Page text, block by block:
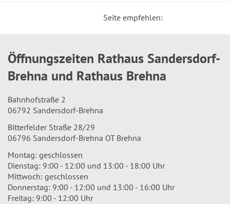
Seite empfehlen:
Öffnungszeiten Rathaus Sandersdorf-
Brehna und Rathaus Brehna
Bahnhofstraße 2
06792 Sandersdorf-Brehna
Bitterfelder Straße 28/29
06796 Sandersdorf-Brehna OT Brehna
Montag: geschlossen
Dienstag: 9:00 - 12:00 und 13:00 - 18:00 Uhr
Mittwoch: geschlossen
Donnerstag: 9:00 - 12:00 und 13:00 - 16:00 Uhr
Freitag: 9:00 - 12:00 Uhr